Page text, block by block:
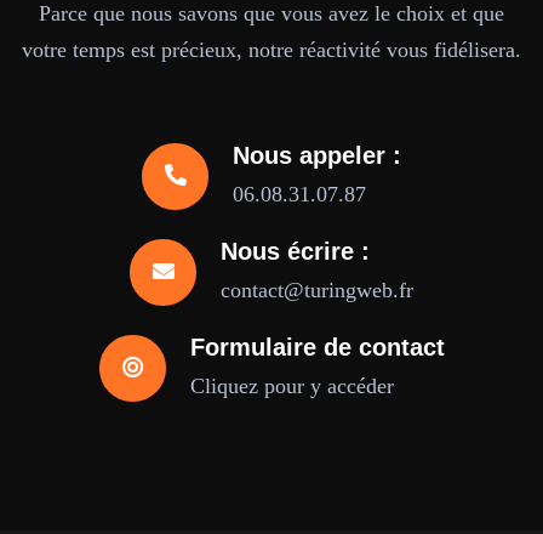
Parce que nous savons que vous avez le choix et que
votre temps est précieux, notre réactivité vous fidélisera.
Nous appeler :
06.08.31.07.87
Nous écrire :
contact@turingweb.fr
Formulaire de contact
Cliquez pour y accéder